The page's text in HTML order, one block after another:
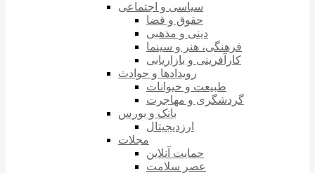
سیاسی و اجتماعی
حقوق و قضا
دینی و مذهبی
فرهنگی، هنر و سینما
کارآفرینی و بازاریابی
رویدادها و حوادث
طبیعت و حیوانات
گردشگری و مهاجرت
بانک و بورس
ارزدیجیتال
مجلات
حمایت آنلاین
عصر سلامت